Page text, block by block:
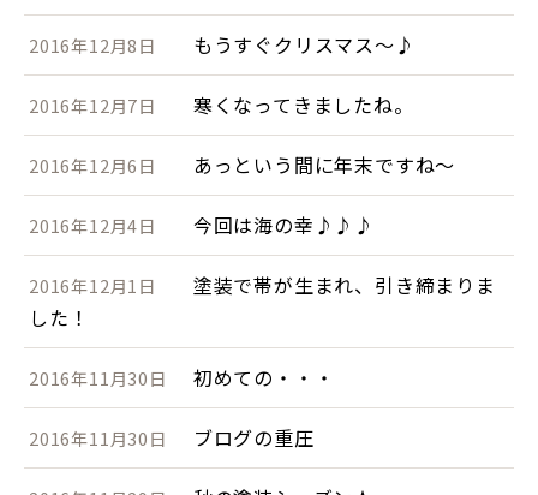
2016年12月8日 もうすぐクリスマス～♪
2016年12月7日 寒くなってきましたね。
2016年12月6日 あっという間に年末ですね～
2016年12月4日 今回は海の幸♪♪♪
2016年12月1日
塗装で帯が生まれ、引き締まりま
した！
2016年11月30日 初めての・・・
2016年11月30日 ブログの重圧